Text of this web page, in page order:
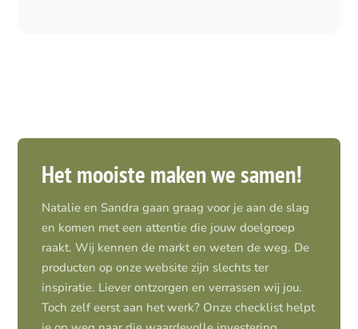
Het mooiste maken we samen!
Natalie en Sandra gaan graag voor je aan de slag
en komen met een attentie die jouw doelgroep
raakt. Wij kennen de markt en weten de weg. De
producten op onze website zijn slechts ter
inspiratie. Liever ontzorgen en verrassen wij jou.
Toch zelf eerst aan het werk? Onze checklist helpt